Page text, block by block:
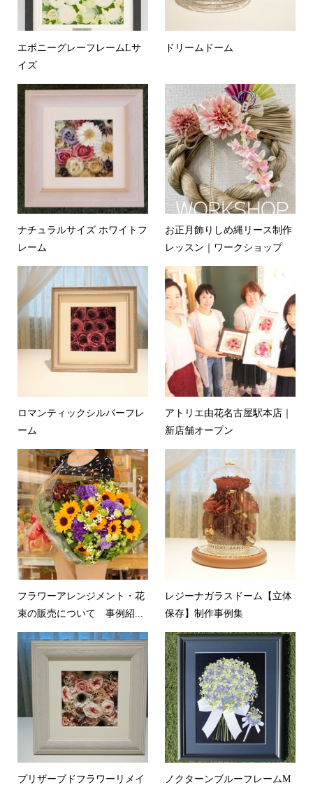
エボニーグレーフレームLサ
イズ
ドリームドーム
ナチュラルサイズ ホワイトフ
レーム
お正月飾りしめ縄リース制作
レッスン｜ワークショップ
ロマンティックシルバーフレ
ーム
アトリエ由花名古屋駅本店｜
新店舗オープン
フラワーアレンジメント・花
束の販売について 事例紹...
レジーナガラスドーム【立体
保存】制作事例集
プリザーブドフラワーリメイ
ノクターンブルーフレームM